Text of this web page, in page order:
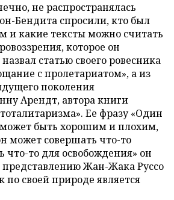
не распространялась
Бендита спросили, кто был
и какие тексты можно считать
которое он
статью своего ровесника
с пролетариатом», а из
поколения
Арендт, автора книги
Ее фразу «Один
быть хорошим и плохим,
может совершать что-то
что-то для освобождения» он
представлению Жан-Жака Руссо
по своей природе является